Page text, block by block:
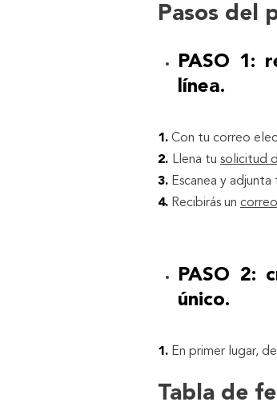
Pasos del
PASO 1:
línea.
1. Con tu correo
2. Llena tu solicitud
3. Escanea y adjunta
4. Recibirás un
PASO 2:
único.
1. En primer lugar,
Tabla de